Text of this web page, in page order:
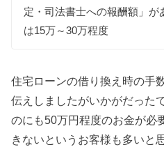
定・司法書士への報酬額」
は15万～30万程度
住宅ローンの借り換え時の手
伝えしましたがいかがだった
のにも50万円程度のお金が必
きないというお客様も多いと